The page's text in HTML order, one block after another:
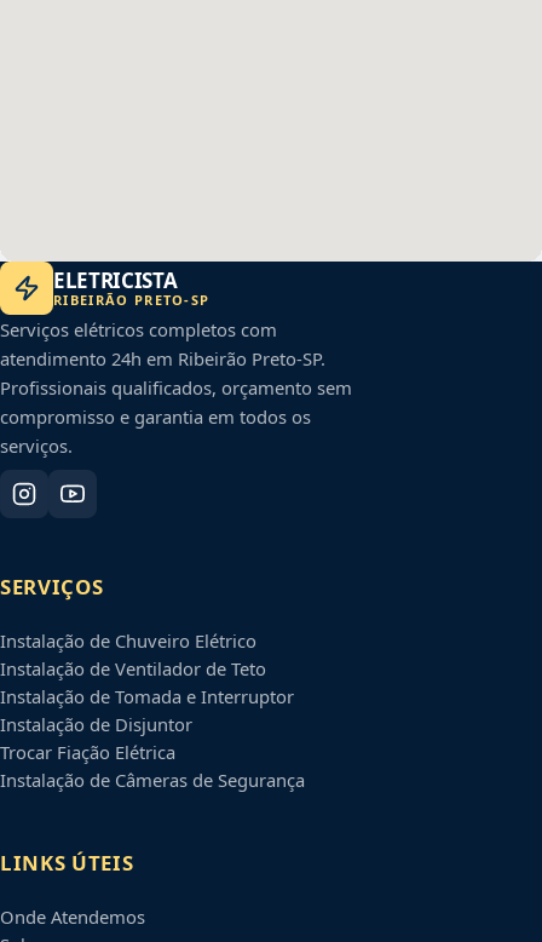
ELETRICISTA
RIBEIRÃO PRETO-SP
Serviços elétricos completos com
atendimento 24h em Ribeirão Preto-SP.
Profissionais qualificados, orçamento sem
compromisso e garantia em todos os
serviços.
SERVIÇOS
Instalação de Chuveiro Elétrico
Instalação de Ventilador de Teto
Instalação de Tomada e Interruptor
Instalação de Disjuntor
Trocar Fiação Elétrica
Instalação de Câmeras de Segurança
LINKS ÚTEIS
Onde Atendemos